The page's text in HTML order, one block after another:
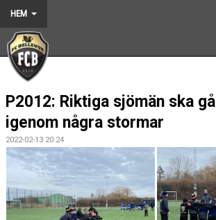
HEM
HEM
NYHETER
GRUNDARNA
KONTAKT
KALENDER
P2012: Riktiga sjömän ska gå
igenom några stormar
2022-02-13 20:24